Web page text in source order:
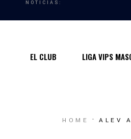
NOTICIAS:
EL CLUB
Quiénes somos
LIGA VIPS
Contacto
HOME ALEV